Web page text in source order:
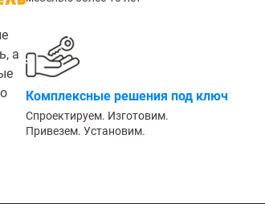
а
Комплексные решения под ключ
Спроектируем. Изготовим.
Привезем. Установим.